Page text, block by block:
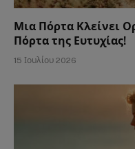
Μια Πόρτα Κλείνει
Πόρτα της Ευτυχίας!
15 Ιουλίου 2026